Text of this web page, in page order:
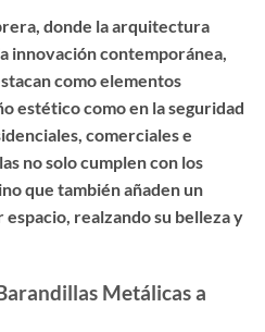
donde la arquitectura
innovación contemporánea,
como elementos
estético como en la seguridad
comerciales e
no solo cumplen con los
que también añaden un
realzando su belleza y
Metálicas a